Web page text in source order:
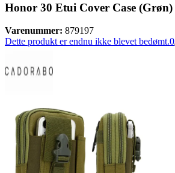
Honor 30 Etui Cover Case (Grøn)
Varenummer: 879197
Dette produkt er endnu ikke blevet bedømt.0